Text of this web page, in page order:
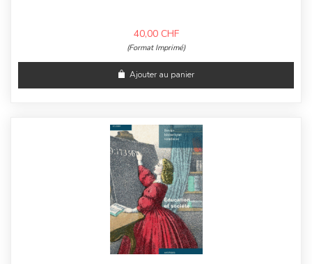
40,00 CHF
(Format Imprimé)
Ajouter au panier